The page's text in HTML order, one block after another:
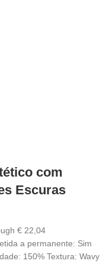
com
Escuras
€ 22,04
a permanente: Sim
150% Textura: Wavy